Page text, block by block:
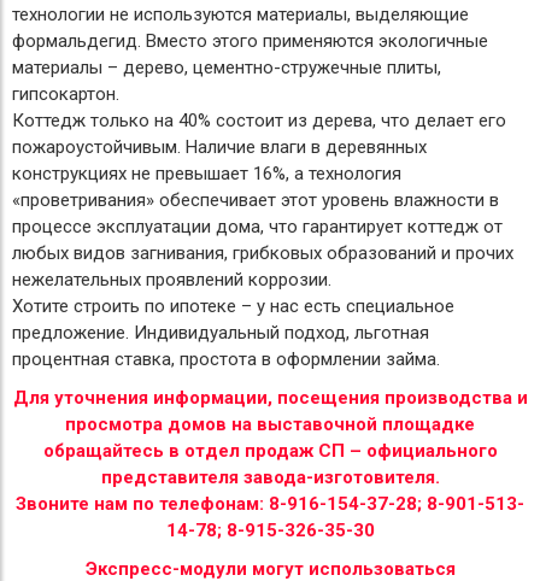
технологии не используются материалы, выделяющие
формальдегид. Вместо этого применяются экологичные
материалы – дерево, цементно-стружечные плиты,
гипсокартон.
Коттедж только на 40% состоит из дерева, что делает его
пожароустойчивым. Наличие влаги в деревянных
конструкциях не превышает 16%, а технология
«проветривания» обеспечивает этот уровень влажности в
процессе эксплуатации дома, что гарантирует коттедж от
любых видов загнивания, грибковых образований и прочих
нежелательных проявлений коррозии.
Хотите строить по ипотеке – у нас есть специальное
предложение. Индивидуальный подход, льготная
процентная ставка, простота в оформлении займа.
Для уточнения информации, посещения производства и
просмотра домов на выставочной площадке
обращайтесь в отдел продаж СП – официального
представителя завода-изготовителя.
Звоните нам по телефонам: 8-916-154-37-28; 8-901-513-
14-78; 8-915-326-35-30
Экспресс-модули могут использоваться